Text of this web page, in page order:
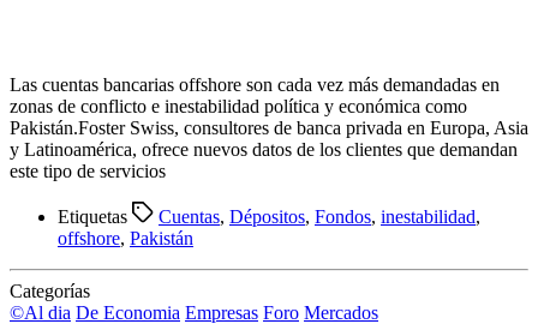
Las cuentas bancarias offshore son cada vez más demandadas en
zonas de conflicto e inestabilidad política y económica como
Pakistán.Foster Swiss, consultores de banca privada en Europa, Asia
y Latinoamérica, ofrece nuevos datos de los clientes que demandan
este tipo de servicios
Etiquetas Cuentas, Dépositos, Fondos, inestabilidad,
offshore, Pakistán
Categorías
©Al dia De Economia Empresas Foro Mercados